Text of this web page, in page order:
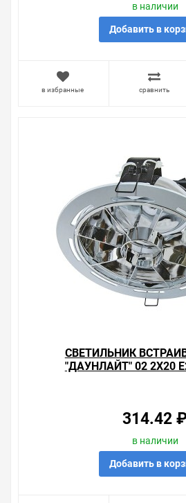
в наличии
Добавить в
в избранные сравнить
CВЕТИЛЬНИК
"ДАУНЛАЙТ" 02 2Х20
314.42
в наличии
Добавить в